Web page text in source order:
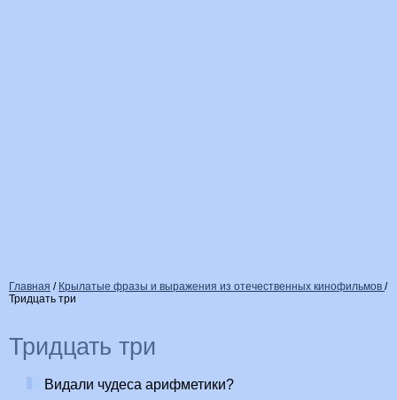
Главная / Крылатые фразы и выражения из отечественных кинофильмов /
Тридцать три
Тридцать три
Видали чудеса арифметики?